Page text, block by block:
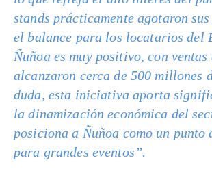
stands prácticamente agotaron
el balance para los locatarios del
Ñuñoa es muy positivo, con ventas
alcanzaron cerca de 500 millones
duda, esta iniciativa aporta
la dinamización económica del
posiciona a Ñuñoa como un punto
para grandes eventos”.